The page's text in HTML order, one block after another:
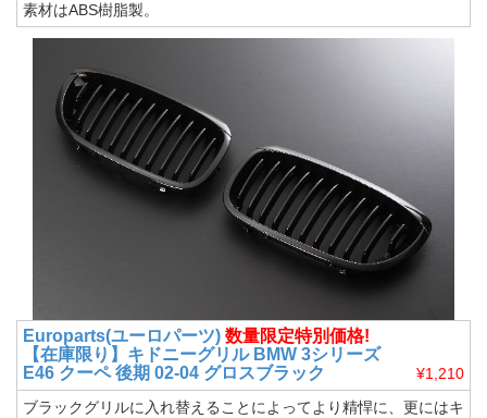
素材はABS樹脂製。
Europarts(ユーロパーツ) 数量限定特別価格!
【在庫限り】キドニーグリル BMW 3シリーズ
E46 クーペ 後期 02-04 グロスブラック
¥1,210
ブラックグリルに入れ替えることによってより精悍に、更にはキ